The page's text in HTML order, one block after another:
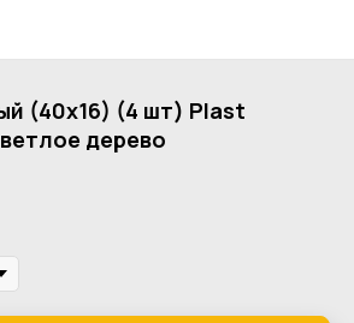
(40х16) (4 шт) Plast
дерево